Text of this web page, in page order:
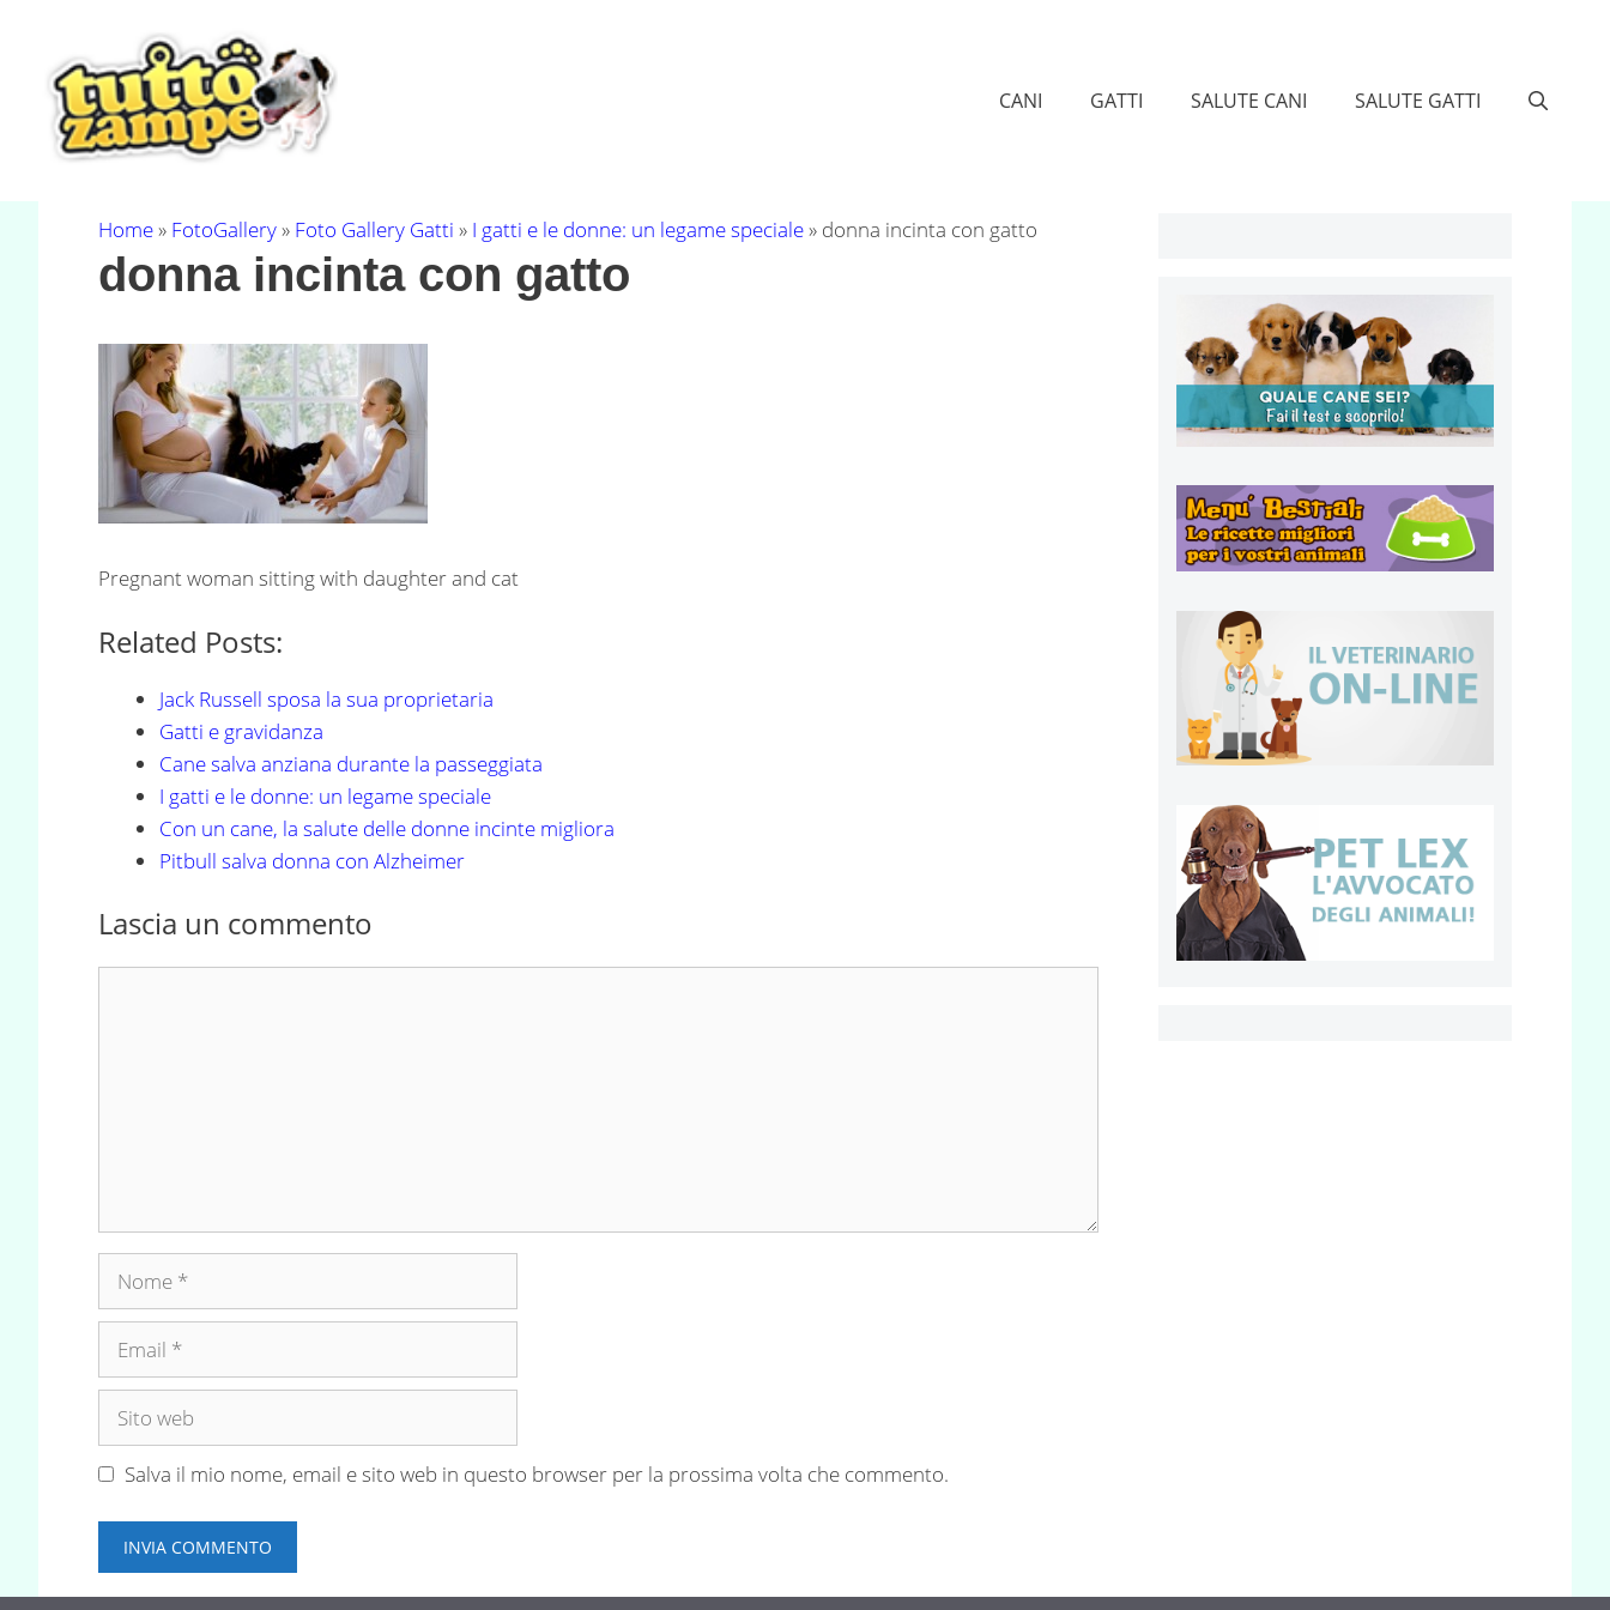
contenuto
CANI GATTI SALUTE CANI SALUTE GATTI
Home» FotoGallery» Foto Gallery Gatti » I gatti e le donne: un legame speciale» donna incinta con gatto
donna incinta con gatto
Pregnant woman sitting with daughter and cat
Related Posts:
Jack Russell sposa la sua proprietaria
Gatti e gravidanza
Cane salva anziana durante la passeggiata
I gatti e le donne: un legame speciale
Con un cane, la salute delle donne incinte migliora
Pitbull salva donna con Alzheimer
Lascia un commento
Nome
Email
Sito
Salva il mio nome, email e sito web in questo browser per la prossima volta che commento.